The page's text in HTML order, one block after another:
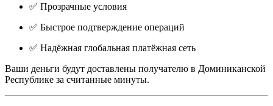
✅ Прозрачные условия
✅ Быстрое подтверждение операций
✅ Надёжная глобальная платёжная сеть
Ваши деньги будут доставлены получателю в Доминиканской
Республике за считанные минуты.